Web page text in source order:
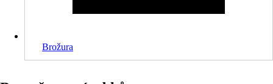
Brožura